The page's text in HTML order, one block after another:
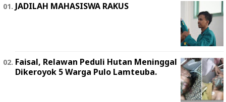
JADILAH MAHASISWA RAKUS
Faisal, Relawan Peduli Hutan Meninggal
Dikeroyok 5 Warga Pulo Lamteuba.